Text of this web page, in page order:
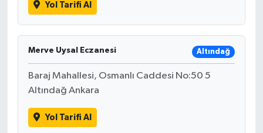
Yol Tarifi Al
Merve Uysal Eczanesi Altındağ
Baraj Mahallesi, Osmanlı Caddesi No:50 5
Altındağ Ankara
Yol Tarifi Al